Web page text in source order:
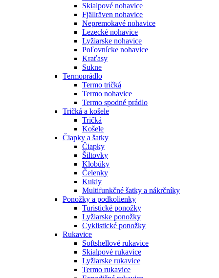
Skialpové nohavice
Fjällräven nohavice
Nepremokavé nohavice
Lezecké nohavice
Lyžiarske nohavice
Poľovnícke nohavice
Kraťasy
Sukne
Termoprádlo
Termo tričká
Termo nohavice
Termo spodné prádlo
Tričká a košele
Tričká
Košele
Čiapky a šatky
Čiapky
Šiltovky
Klobúky
Čelenky
Kukly
Multifunkčné šatky a nákrčníky
Ponožky a podkolienky
Turistické ponožky
Lyžiarske ponožky
Cyklistické ponožky
Rukavice
Softshellové rukavice
Skialpové rukavice
Lyžiarske rukavice
Termo rukavice